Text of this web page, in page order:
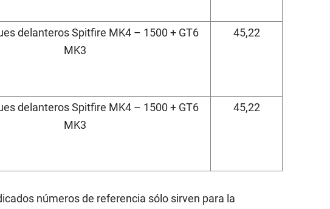
delanteros Spitfire MK4 – 1500 + GT6
MK3
45,22
delanteros Spitfire MK4 – 1500 + GT6
MK3
45,22
números de referencia sólo sirven para la